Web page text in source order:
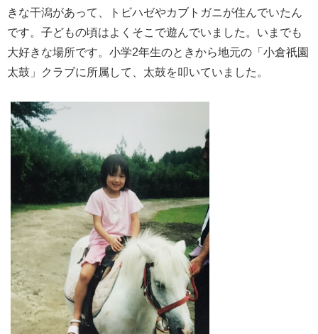
きな干潟があって、トビハゼやカブトガニが住んでいたん
です。子どもの頃はよくそこで遊んでいました。いまでも
大好きな場所です。小学2年生のときから地元の「小倉祇園
太鼓」クラブに所属して、太鼓を叩いていました。